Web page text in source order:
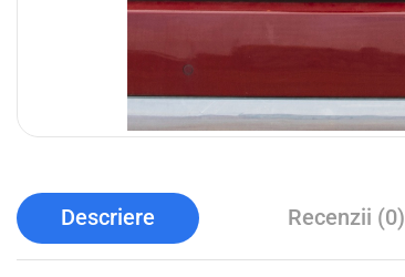
Descriere Recenzii (0)